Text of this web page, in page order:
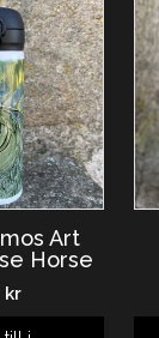
Art
Horse
kr